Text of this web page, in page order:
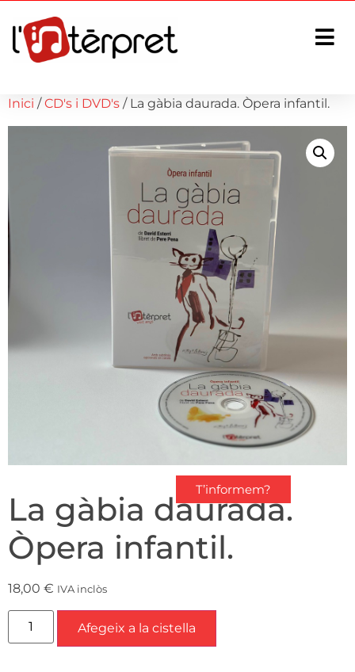
T’informem?
Inici /CD's i DVD's / La gàbia daurada. Òpera infantil.
La gàbia daurada.
Òpera infantil.
18,00 € IVA inclòs
Afegeix a la cistella